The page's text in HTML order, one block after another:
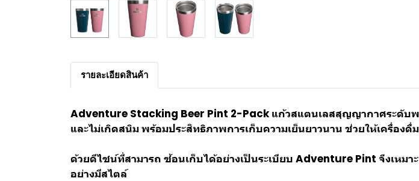
รายละเอียดสินค้า
Adventure Stacking Beer Pint 2-Pack แก้วสแตนเลสสุญญากาศระดับ
และไม่เกิดสนิม พร้อมประสิทธิภาพการเก็บความเย็นยาวนาน ช่วยให้เครื่อ
ด้วยดีไซน์ที่สามารถ ซ้อนเก็บได้อย่างเป็นระเบียบ Adventure Pint จึงเหมา
อย่างมีสไตล์